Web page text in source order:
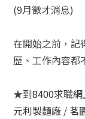
(9月徵才消息)
在開始之前，記
歷、工作內容都
★到8400求職網
元利製麵廠 / 茗